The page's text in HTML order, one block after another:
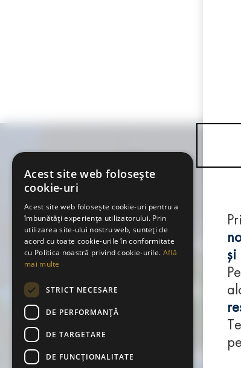
și
Acest site web folosește
cookie-uri
Acest site web folosește cookie-uri pentru a
îmbunătăți experiența utilizatorului. Prin
utilizarea site-ului nostru web, sunteți de
acord cu toate cookie-urile în conformitate
cu Politica noastră privind cookie-urile. Află
mai multe
STRICT NECESARE
DE PERFORMANȚĂ
DE TARGETARE
DE FUNCŢIONALITATE